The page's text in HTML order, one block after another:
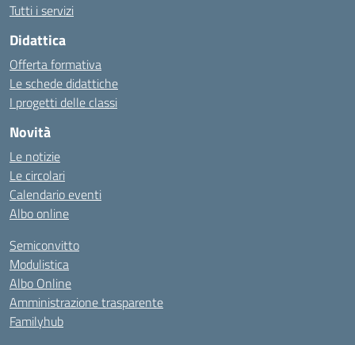
Tutti i servizi
Didattica
Offerta formativa
Le schede didattiche
I progetti delle classi
Novità
Le notizie
Le circolari
Calendario eventi
Albo online
Semiconvitto
Modulistica
Albo Online
Amministrazione trasparente
Familyhub